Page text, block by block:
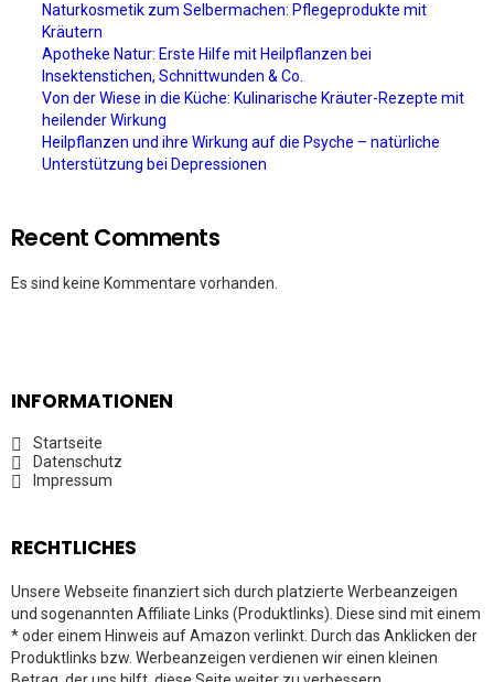
Naturkosmetik zum Selbermachen: Pflegeprodukte mit
Kräutern
Apotheke Natur: Erste Hilfe mit Heilpflanzen bei
Insektenstichen, Schnittwunden & Co.
Von der Wiese in die Küche: Kulinarische Kräuter-Rezepte mit
heilender Wirkung
Heilpflanzen und ihre Wirkung auf die Psyche – natürliche
Unterstützung bei Depressionen
Recent Comments
Es sind keine Kommentare vorhanden.
INFORMATIONEN
Startseite
Datenschutz
Impressum
RECHTLICHES
Unsere Webseite finanziert sich durch platzierte Werbeanzeigen
und sogenannten Affiliate Links (Produktlinks). Diese sind mit einem
* oder einem Hinweis auf Amazon verlinkt. Durch das Anklicken der
Produktlinks bzw. Werbeanzeigen verdienen wir einen kleinen